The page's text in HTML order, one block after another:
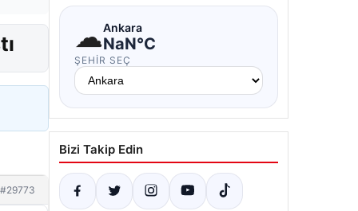
#29773
☁Ankara
NaN°C
ŞEHIR SEÇ
Bizi Takip Edin